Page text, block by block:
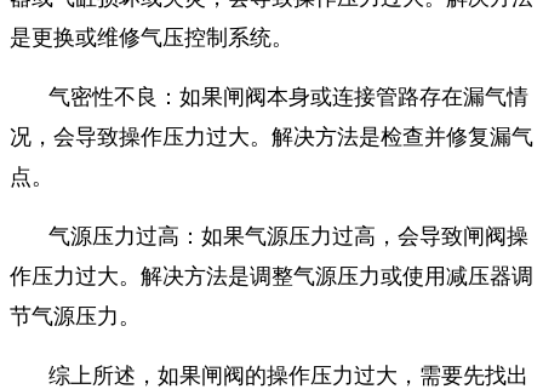
是更换或维修气压控制系统。
气密性不良：如果闸阀本身或连接管路存在漏气情
况，会导致操作压力过大。解决方法是检查并修复漏气
点。
气源压力过高：如果气源压力过高，会导致闸阀操
作压力过大。解决方法是调整气源压力或使用减压器调
节气源压力。
综上所述，如果闸阀的操作压力过大，需要先找出